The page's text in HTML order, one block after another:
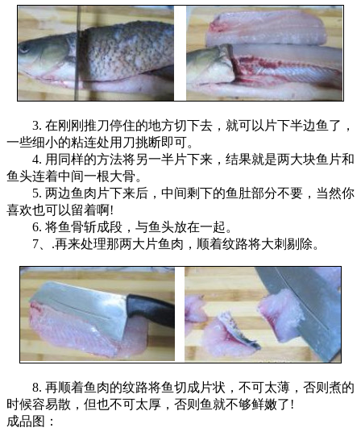
3. 在刚刚推刀停住的地方切下去，就可以片下半边鱼了，
一些细小的粘连处用刀挑断即可。
4. 用同样的方法将另一半片下来，结果就是两大块鱼片和
鱼头连着中间一根大骨。
5. 两边鱼肉片下来后，中间剩下的鱼肚部分不要，当然你
喜欢也可以留着啊!
6. 将鱼骨斩成段，与鱼头放在一起。
7、.再来处理那两大片鱼肉，顺着纹路将大刺剔除。
8. 再顺着鱼肉的纹路将鱼切成片状，不可太薄，否则煮的
时候容易散，但也不可太厚，否则鱼就不够鲜嫩了!
成品图：